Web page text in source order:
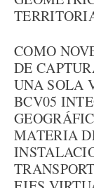
COMO
DE
UNA SOLA
BCV05
MATERIA